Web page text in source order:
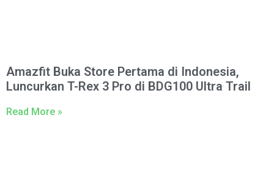
Amazfit Buka Store Pertama di Indonesia,
Luncurkan T-Rex 3 Pro di BDG100 Ultra Trail
Read More »